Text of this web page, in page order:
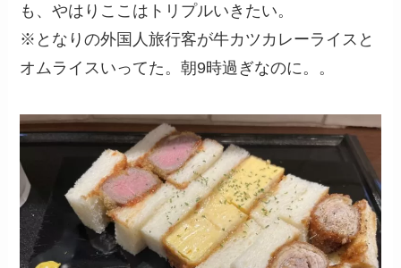
も、やはりここはトリプルいきたい。
※となりの外国人旅行客が牛カツカレーライスと
オムライスいってた。朝9時過ぎなのに。。